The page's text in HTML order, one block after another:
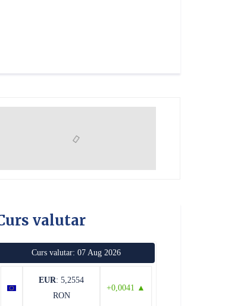
valutar
Curs valutar: 07 Aug 2026
EUR: 5,2554
RON
+0,0041 ▲